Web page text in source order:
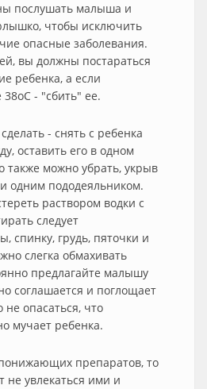
послушать малыша и
чтобы исключить
опасные заболевания.
вы должны постараться
ребенка, а если
- "сбить" ее.
- снять с ребенка
оставить его в одном
также можно убрать, укрыв
одним пододеяльником.
раствором водки с
следует
спинку, грудь, пяточки и
слегка обмахивать
предлагайте малышу
соглашается и поглощает
опасаться, что
мучает ребенка.
препаратов, то
не увлекаться ими и